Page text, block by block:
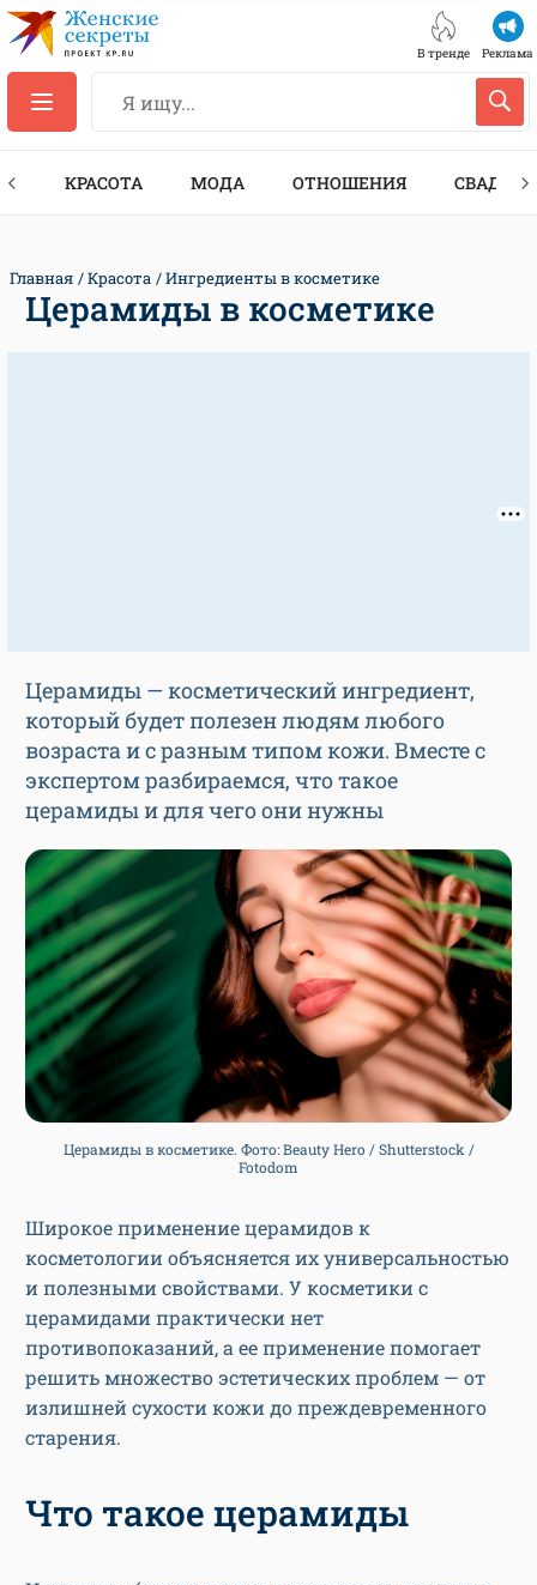
В тренде Реклама
КРАСОТА МОДА ОТНОШЕНИЯ СВАДЬБА
Главная Красота Ингредиенты в косметике
Церамиды в косметике
Церамиды — косметический ингредиент,
который будет полезен людям любого
возраста и с разным типом кожи. Вместе с
экспертом разбираемся, что такое
церамиды и для чего они нужны
Церамиды в косметике. Фото: Beauty Hero / Shutterstock /
Fotodom
Широкое применение церамидов к
косметологии объясняется их универсальностью
и полезными свойствами. У косметики с
церамидами практически нет
противопоказаний, а ее применение помогает
решить множество эстетических проблем — от
излишней сухости кожи до преждевременного
старения.
Что такое церамиды